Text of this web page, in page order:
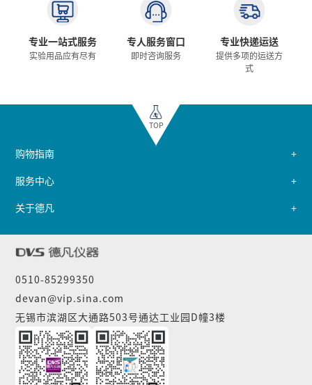
专业一站式服务
实验用品应有尽有
专人服务窗口
即时咨询服务
专业快递运送
提供多项的运送方
式
TOP
0510-85299350
devan@vip.sina.com
无锡市滨湖区大通路503号通达工业园D幢3楼
购物指南
服务中心
关于德凡